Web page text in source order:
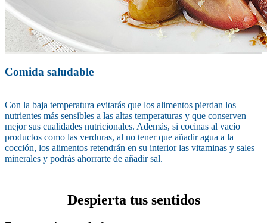
Comida saludable
Con la baja temperatura evitarás que los alimentos pierdan los
nutrientes más sensibles a las altas temperaturas y que conserven
mejor sus cualidades nutricionales. Además, si cocinas al vacío
productos como las verduras, al no tener que añadir agua a la
cocción, los alimentos retendrán en su interior las vitaminas y sales
minerales y podrás ahorrarte de añadir sal.
Despierta tus sentidos